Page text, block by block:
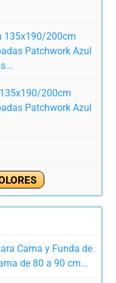
200cm
Patchwork Azul